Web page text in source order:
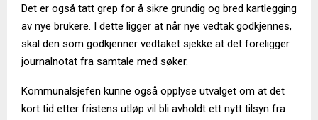
Det er også tatt grep for å sikre grundig og bred kartlegging
av nye brukere. I dette ligger at når nye vedtak godkjennes,
skal den som godkjenner vedtaket sjekke at det foreligger
journalnotat fra samtale med søker.
Kommunalsjefen kunne også opplyse utvalget om at det
kort tid etter fristens utløp vil bli avholdt ett nytt tilsyn fra